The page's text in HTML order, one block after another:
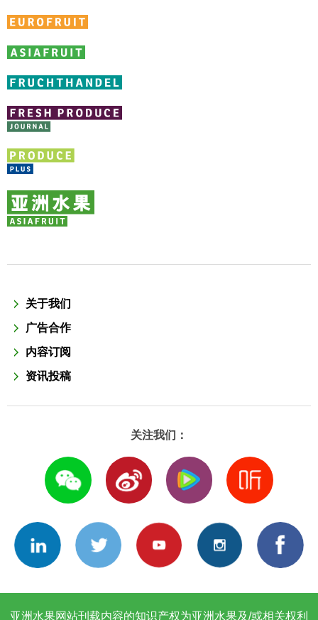
关于我们
广告合作
内容订阅
资讯投稿
关注我们：
亚洲水果网站刊载内容的知识产权为亚洲水果及/或相关权利